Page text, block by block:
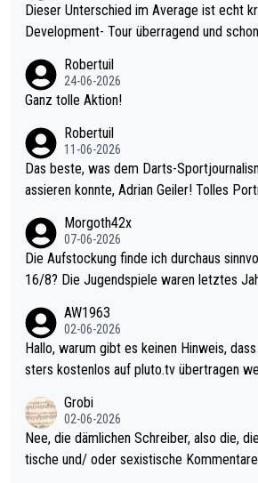
Dieser Unterschied im Average ist echt krass! 111+ ist
Development- Tour überragend und
mal 40+ erst recht. Da gewinnst keinen Blumentopf - ist ja noc
h krasser wie ein Pokalspiel eines Kreisligisten vs einem Bund
Robertuil
24-06-2026
Ganz tolle Aktion!
Robertuil
11-06-2026
Das beste, was dem Darts-
assieren konnte, Adrian Geiler! Tolles
Morgoth42x
07-06-2026
Die Aufstockung finde ich durchaus
16/8? Die Jugendspiele waren letztes Jahr durchaus sehr kurz
Allerdings ist Mitchell Lawrie als Nummer 1 der Welt eh qualifi
ziert. Somit ändert die automatische
sters erstmal nichts. Ich denke sie wollen damit für nächstes J
ohl wenig WDF Turniere spielen. Dies
es Jahr der Fall. Er musste als
den Qualifier und ich glaube kaum, dass
AW1963
02-06-2026
Hallo, warum gibt es keinen Hinweis, dass die Nordic Darts Ma
sters kostenlos auf pluto.tv übertragen
Grobi
02-06-2026
Nee, die dämlichen Schreiber, also die,
tische und/ oder sexistische